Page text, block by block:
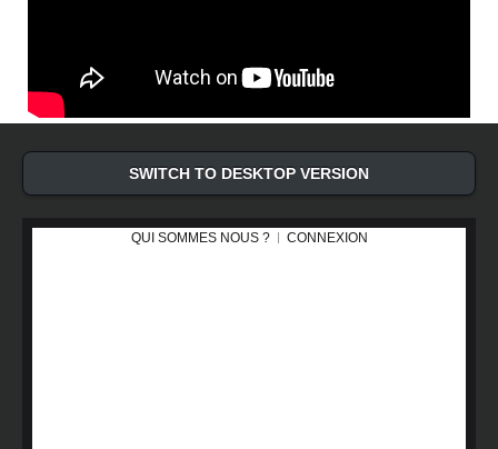
SWITCH TO DESKTOP VERSION
QUI SOMMES NOUS ? CONNEXION